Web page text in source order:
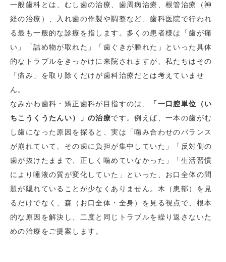
一般歯科とは、むし歯の治療、歯周病治療、根管治療（神
経の治療）、入れ歯の作製や調整など、歯科医院で行われ
る最も一般的な診療を指します。多くの患者様は「歯が痛
い」「詰め物が取れた」「歯ぐきが腫れた」といった具体
的なトラブルをきっかけに来院されますが、私たちはその
「痛み」を取り除くだけが歯科治療だとは考えていませ
ん。
なみかわ歯科・矯正歯科が目指すのは、
「一口腔単位（い
ちこうくうたんい）」の治療です。例えば、一本の歯がむ
し歯になった原因を探ると、実は「噛み合わせのバランス
が崩れていて、その歯に負担が集中していた」「反対側の
歯が抜けたままで、正しく噛めていなかった」「生活習慣
により唾液の質が変化していた」といった、お口全体の問
題が隠れていることが少なくありません。木（患部）を見
るだけでなく、森（お口全体・全身）を見る視点で、根本
的な原因を解決し、二度と同じトラブルを繰り返さないた
めの治療をご提案します。